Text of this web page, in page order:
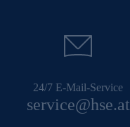
24/7 E-Mail-Service
service@hse.at